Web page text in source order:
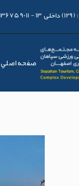
(129) داخلی 13 - 03136759011
صفحه اصلي